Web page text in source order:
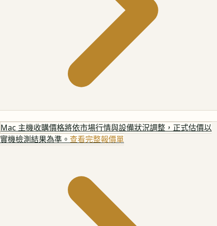
Mac 主機收購價格將依市場行情與設備狀況調整，正式估價以
實機檢測結果為準。 查看完整報價單